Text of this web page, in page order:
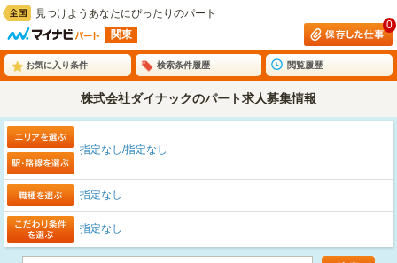
見つけようあなたにぴったりのパート
関東
0
お気に入り条件 検索条件履歴 閲覧履歴
株式会社ダイナックのパート求人募集情報
指定なし/指定なし
指定なし
指定なし